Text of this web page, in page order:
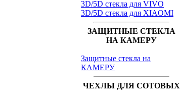
3D/5D стекла для VIVO
3D/5D стекла для XIAOMI
ЗАЩИТНЫЕ СТЕКЛА
НА КАМЕРУ
Защитные стекла на
КАМЕРУ
ЧЕХЛЫ ДЛЯ СОТОВЫХ